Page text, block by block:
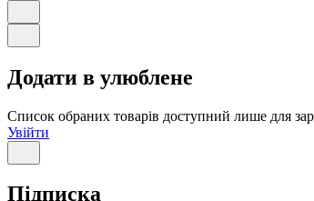
Додати в улюблене
Список обраних товарів доступний лише для
Увійти
Підписка